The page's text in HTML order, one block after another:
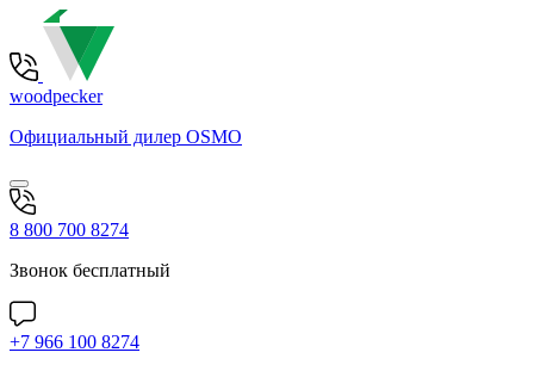
woodpecker
Официальный дилер OSMO
8 800 700 8274
Звонок бесплатный
+7 966 100 8274